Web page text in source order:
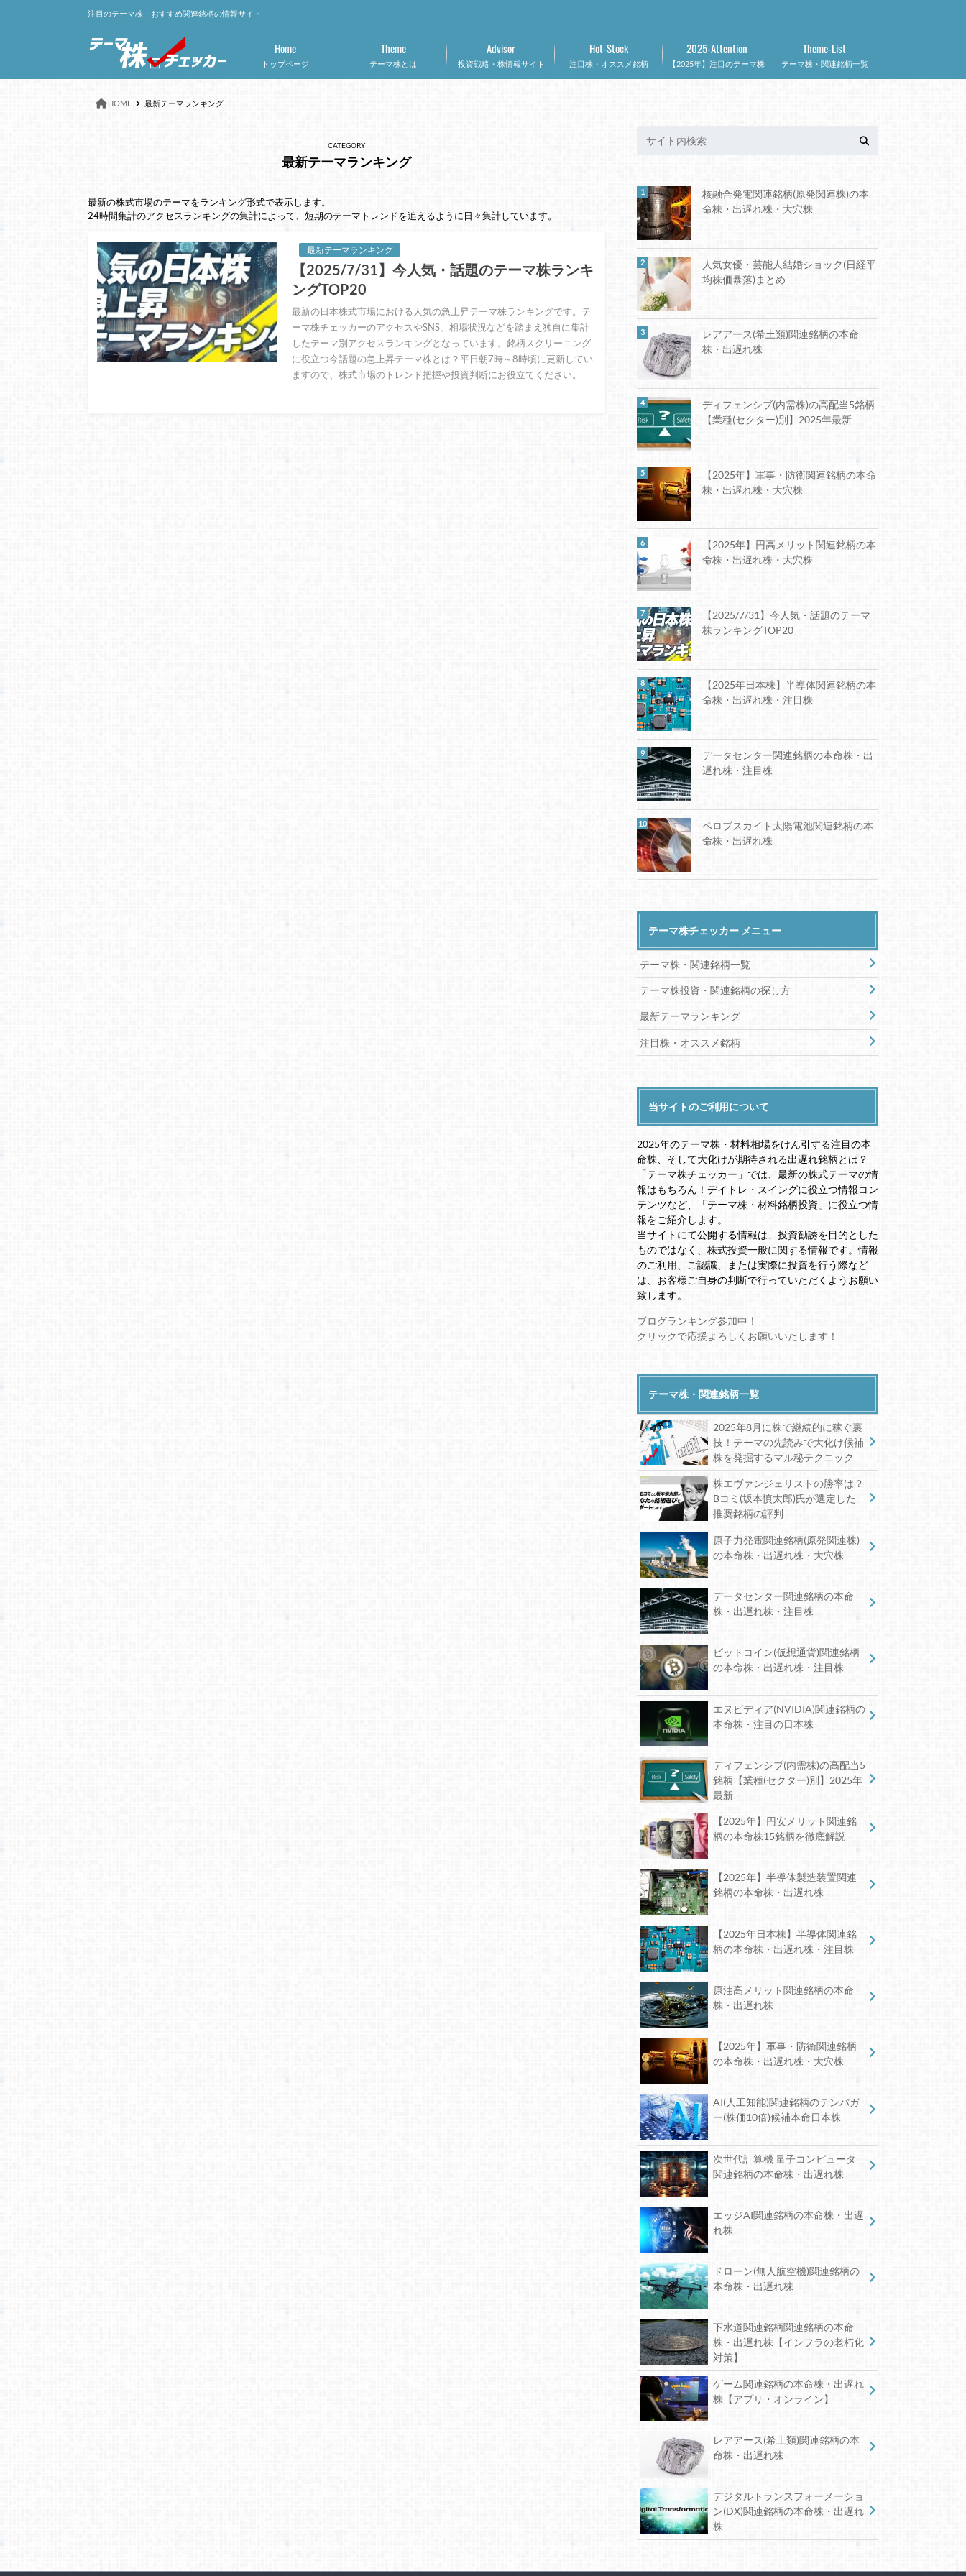
注目のテーマ株・おすすめ関連銘柄の情報サイト
トップページ
Home
テーマ株とは
Theme
投資戦略・株情報サイト
Advisor
注目株・オススメ銘柄
Hot-Stock
【2025年】注目のテーマ株
2025-Attention
テーマ株・関連銘柄一覧
Theme-List
HOME 最新テーマランキング
CATEGORY
最新テーマランキング
最新の株式市場のテーマをランキング形式で表示します。
24時間集計のアクセスランキングの集計によって、短期のテーマトレンドを追えるように日々集計しています。
最新テーマランキング
【2025/7/31】今人気・話題のテーマ株ランキ
ングTOP20
最新の日本株式市場における人気の急上昇テーマ株ランキングです。テ
ーマ株チェッカーのアクセスやSNS、相場状況などを踏まえ独自に集計
したテーマ別アクセスランキングとなっています。銘柄スクリーニング
に役立つ今話題の急上昇テーマ株とは？平日朝7時～8時頃に更新してい
ますので、株式市場のトレンド把握や投資判断にお役立てください。
核融合発電関連銘柄(原発関連株)の本
命株・出遅れ株・大穴株
人気女優・芸能人結婚ショック(日経平
均株価暴落)まとめ
レアアース(希土類)関連銘柄の本命
株・出遅れ株
ディフェンシブ(内需株)の高配当5銘柄
【業種(セクター)別】2025年最新
【2025年】軍事・防衛関連銘柄の本命
株・出遅れ株・大穴株
【2025年】円高メリット関連銘柄の本
命株・出遅れ株・大穴株
【2025/7/31】今人気・話題のテーマ
株ランキングTOP20
【2025年日本株】半導体関連銘柄の本
命株・出遅れ株・注目株
データセンター関連銘柄の本命株・出
遅れ株・注目株
ペロブスカイト太陽電池関連銘柄の本
命株・出遅れ株
テーマ株チェッカー メニュー
テーマ株・関連銘柄一覧
テーマ株投資・関連銘柄の探し方
最新テーマランキング
注目株・オススメ銘柄
当サイトのご利用について
2025年のテーマ株・材料相場をけん引する注目の本
命株、そして大化けが期待される出遅れ銘柄とは？
「テーマ株チェッカー」では、最新の株式テーマの情
報はもちろん！デイトレ・スイングに役立つ情報コン
テンツなど、「テーマ株・材料銘柄投資」に役立つ情
報をご紹介します。
当サイトにて公開する情報は、投資勧誘を目的とした
ものではなく、株式投資一般に関する情報です。情報
のご利用、ご認識、または実際に投資を行う際など
は、お客様ご自身の判断で行っていただくようお願い
致します。
ブログランキング参加中！
クリックで応援よろしくお願いいたします！
テーマ株・関連銘柄一覧
2025年8月に株で継続的に稼ぐ裏
技！テーマの先読みで大化け候補
株を発掘するマル秘テクニック
株エヴァンジェリストの勝率は？
Bコミ(坂本慎太郎)氏が選定した
推奨銘柄の評判
原子力発電関連銘柄(原発関連株)
の本命株・出遅れ株・大穴株
データセンター関連銘柄の本命
株・出遅れ株・注目株
ビットコイン(仮想通貨)関連銘柄
の本命株・出遅れ株・注目株
エヌビディア(NVIDIA)関連銘柄の
本命株・注目の日本株
ディフェンシブ(内需株)の高配当5
銘柄【業種(セクター)別】2025年
最新
【2025年】円安メリット関連銘
柄の本命株15銘柄を徹底解説
【2025年】半導体製造装置関連
銘柄の本命株・出遅れ株
【2025年日本株】半導体関連銘
柄の本命株・出遅れ株・注目株
原油高メリット関連銘柄の本命
株・出遅れ株
【2025年】軍事・防衛関連銘柄
の本命株・出遅れ株・大穴株
AI(人工知能)関連銘柄のテンバガ
ー(株価10倍)候補本命日本株
次世代計算機 量子コンピュータ
関連銘柄の本命株・出遅れ株
エッジAI関連銘柄の本命株・出遅
れ株
ドローン(無人航空機)関連銘柄の
本命株・出遅れ株
下水道関連銘柄関連銘柄の本命
株・出遅れ株【インフラの老朽化
対策】
ゲーム関連銘柄の本命株・出遅れ
株【アプリ・オンライン】
レアアース(希土類)関連銘柄の本
命株・出遅れ株
デジタルトランスフォーメーショ
ン(DX)関連銘柄の本命株・出遅れ
株